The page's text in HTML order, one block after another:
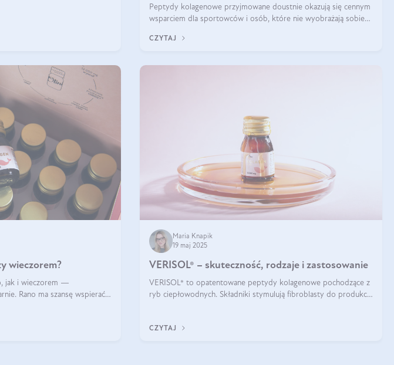
Peptydy kolagenowe przyjmowane doustnie okazują się cennym
wsparciem dla sportowców i osób, które nie wyobrażają sobie
CZYTAJ
wieczorem?
jak i wieczorem —
Rano ma szansę wspierać
Maria Knapik
19 maj 2025
VERISOL® – skuteczność, rodzaje i zastosowanie
VERISOL® to opatentowane peptydy kolagenowe pochodzące z
ryb ciepłowodnych. Składniki stymulują fibroblasty do produkcji
komórek skóry.
CZYTAJ